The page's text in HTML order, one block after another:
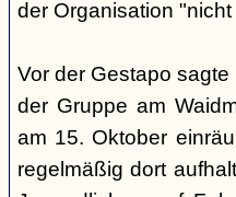
der Organisation
Vor der Gestapo
der Gruppe am
am 15. Oktober
regelmäßig dort